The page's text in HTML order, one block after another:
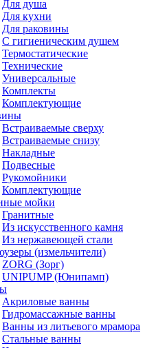
Для душа
Для кухни
Для раковины
С гигиеническим душем
Термостатические
Технические
Универсальные
Комплекты
Комплектующие
Встраиваемые сверху
Встраиваемые снизу
Накладные
Подвесные
Рукомойники
Комплектующие
мойки
Гранитные
Из искусственного камня
Из нержавеющей стали
(измельчители)
ZORG (Зорг)
UNIPUMP (Юнипамп)
Акриловые ванны
Гидромассажные ванны
Ванны из литьевого мрамора
Стальные ванны